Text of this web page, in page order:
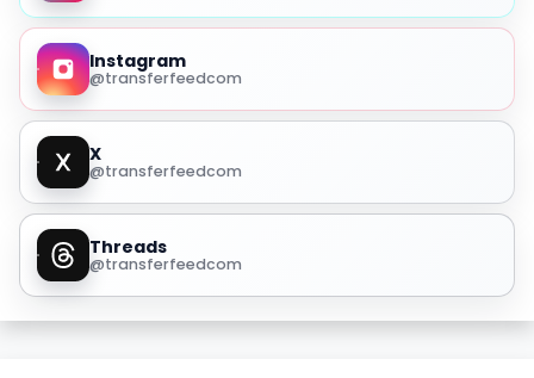
Instagram
@transferfeedcom
X
@transferfeedcom
Threads
@transferfeedcom